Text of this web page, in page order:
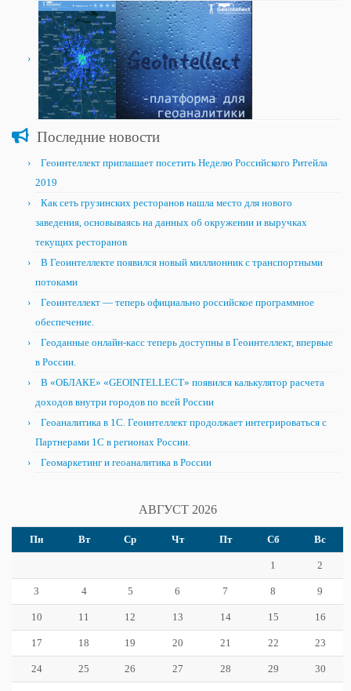
Последние новости
Геоинтеллект приглашает посетить Неделю Российского Ритейла
2019
Как сеть грузинских ресторанов нашла место для нового
заведения, основываясь на данных об окружении и выручках
текущих ресторанов
В Геоинтеллекте появился новый миллионник с транспортными
потоками
Геоинтеллект — теперь официально российское программное
обеспечение.
Геоданные онлайн-касс теперь доступны в Геоинтеллект, впервые
в России.
В «ОБЛАКЕ» «GEOINTELLECT» появился калькулятор расчета
доходов внутри городов по всей России
Геоаналитика в 1С. Геоинтеллект продолжает интегрироваться с
Партнерами 1С в регионах России.
Геомаркетинг и геоаналитика в России
АВГУСТ 2026
Пн Вт Ср Чт Пт Сб Вс
1 2
3 4 5 6 7 8 9
10 11 12 13 14 15 16
17 18 19 20 21 22 23
24 25 26 27 28 29 30